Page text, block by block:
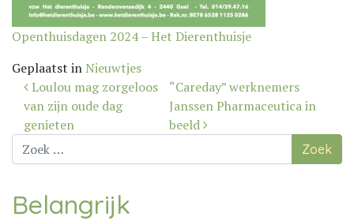
Openthuisdagen 2024 – Het Dierenthuisje
Geplaatst in Nieuwtjes
Bericht
navigatie
Loulou mag zorgeloos
van zijn oude dag
genieten
“Careday” werknemers
Janssen Pharmaceutica in
beeld
Zoek
naar:
Belangrijk